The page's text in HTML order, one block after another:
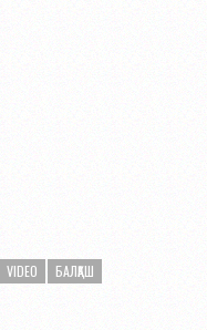
VIDEO
БАЛҚАШ